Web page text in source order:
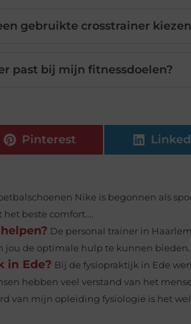
gebruikte crosstrainer
past bij mijn fitnessdoelen?
Pinterest
Nike is begonnen als
beste comfort....
De personal trainer in
jou de optimale hulp te kunnen
in Ede? Bij de fysiopraktijk in Ede
hebben veel verstand van het
van mijn opleiding fysiologie is het